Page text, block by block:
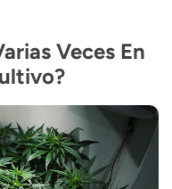
Veces En